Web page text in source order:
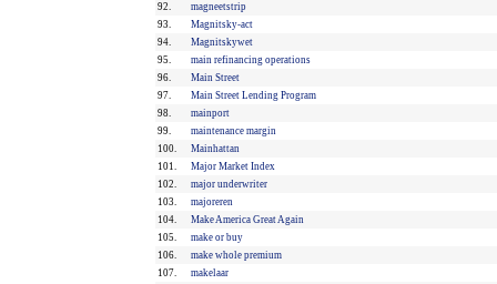
92.
magneetstrip
93.
Magnitsky-act
94.
Magnitskywet
95.
main refinancing operations
96.
Main Street
97.
Main Street Lending Program
98.
mainport
99.
maintenance margin
100.
Mainhattan
101.
Major Market Index
102.
major underwriter
103.
majoreren
104.
Make America Great Again
105.
make or buy
106.
make whole premium
107.
makelaar